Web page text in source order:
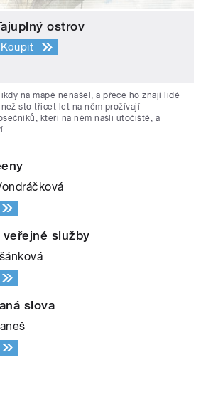
ostrov
Koupit
na mapě nenašel, a přece ho znají lidé
sto třicet let na něm prožívají
kteří na něm našli útočiště, a
veřejné služby
slova